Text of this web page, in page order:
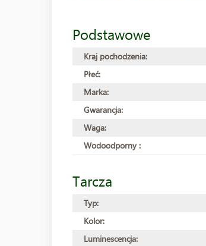
Podstawowe
Kraj pochodzenia:
Płeć:
Marka:
Gwarancja:
Waga:
Wodoodporny :
Tarcza
Typ:
Kolor:
Luminescencja: